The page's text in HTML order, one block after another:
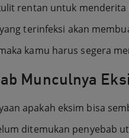
rentan untuk
terinfeksi akan
kamu harus segera
Munculnya
apakah eksim bisa
ditemukan penyebab